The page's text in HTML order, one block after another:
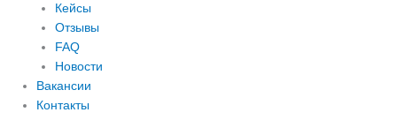
Кейсы
Отзывы
FAQ
Новости
Вакансии
Контакты